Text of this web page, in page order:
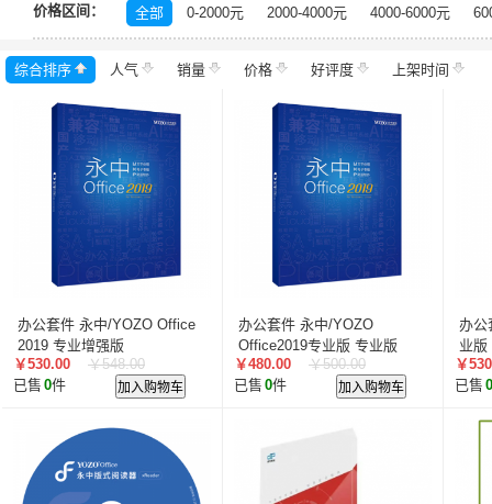
福昕
兴唐 书生 中科方德 北信源
达梦数
数科
中电科金仓 银河 金碟 东方通 金蝶
价格区间： 全部 0-2000元 2000-4000元 4000-6000元
综合排序 人气 销量 价格 好评度 上架时间
办公套件 永中/YOZO Office
2019 专业增强版
￥530.00
￥548.00
已售 0件 加入购物车
办公套件 永中/YOZO
Office2019专业版 专业版
￥480.00
￥500.00
已售 0件 加入购物车
办公
业版
￥
已售 0